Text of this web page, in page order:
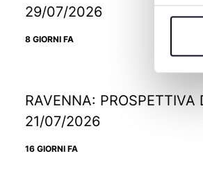
29/07/2026
8 GIORNI FA
RAVENNA: PROSPETTIVA
21/07/2026
16 GIORNI FA